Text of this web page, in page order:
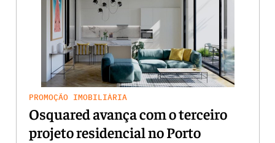
PROMOÇÃO IMOBILIÁRIA
Osquared avança com o terceiro
projeto residencial no Porto